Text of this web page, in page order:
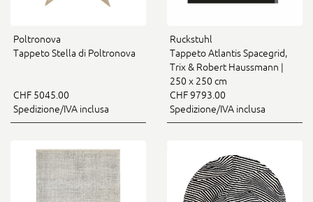
Poltronova
Tappeto Stella di Poltronova
CHF 5045.00
Spedizione/IVA inclusa
Ruckstuhl
Tappeto Atlantis Spacegrid,
Trix & Robert Haussmann |
250 x 250 cm
CHF 9793.00
Spedizione/IVA inclusa